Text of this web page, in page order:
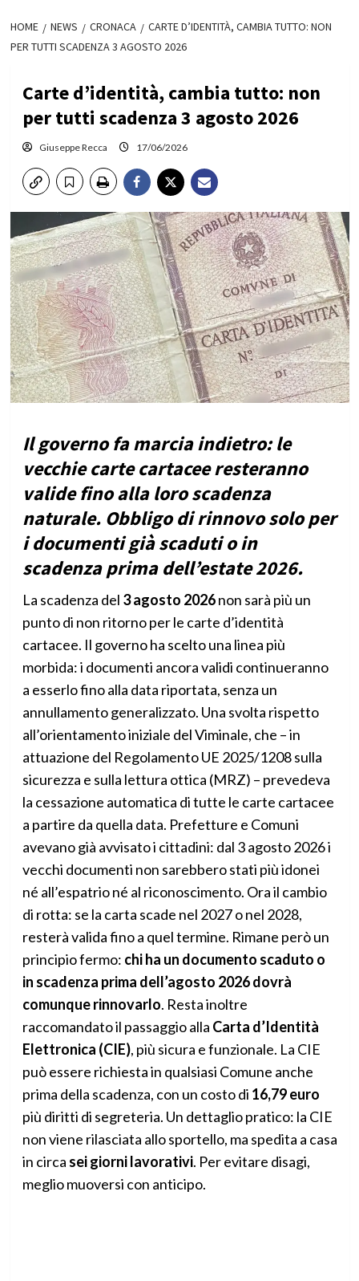
HOME NEWS CRONACA
CARTE D’IDENTITÀ, CAMBIA TUTTO: NON
PER TUTTI SCADENZA 3 AGOSTO 2026
Carte d’identità, cambia tutto: non
per tutti scadenza 3 agosto 2026
Giuseppe Recca 17/06/2026
Il governo fa marcia indietro: le
vecchie carte cartacee resteranno
valide fino alla loro scadenza
naturale. Obbligo di rinnovo solo per
i documenti già scaduti o in
scadenza prima dell’estate 2026.
La scadenza del 3 agosto 2026non sarà più un
punto di non ritorno per le carte d’identità
cartacee. Il governo ha scelto una linea più
morbida: i documenti ancora validi continueranno
a esserlo fino alla data riportata, senza un
annullamento generalizzato. Una svolta rispetto
all’orientamento iniziale del Viminale, che – in
attuazione del Regolamento UE 2025/1208 sulla
sicurezza e sulla lettura ottica (MRZ) – prevedeva
la cessazione automatica di tutte le carte cartacee
a partire da quella data. Prefetture e Comuni
avevano già avvisato i cittadini: dal 3 agosto 2026 i
vecchi documenti non sarebbero stati più idonei
né all’espatrio né al riconoscimento. Ora il cambio
di rotta: se la carta scade nel 2027 o nel 2028,
resterà valida fino a quel termine. Rimane però un
principio fermo: chi ha un documento scaduto o
in scadenza prima dell’agosto 2026 dovrà
comunque rinnovarlo. Resta inoltre
raccomandato il passaggio alla Carta d’Identità
Elettronica (CIE), più sicura e funzionale. La CIE
può essere richiesta in qualsiasi Comune anche
prima della scadenza, con un costo di 16,79 euro
più diritti di segreteria. Un dettaglio pratico: la CIE
non viene rilasciata allo sportello, ma spedita a casa
in circa sei giorni lavorativi. Per evitare disagi,
meglio muoversi con anticipo.